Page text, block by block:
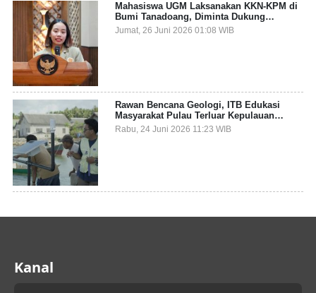
Mahasiswa UGM Laksanakan KKN-KPM di
Bumi Tanadoang, Diminta Dukung
Gemerlap dan Beri Solusi pada Persoalan
Sampah Pesisir
Jumat, 26 Juni 2026 01:08 WIB
Rawan Bencana Geologi, ITB Edukasi
Masyarakat Pulau Terluar Kepulauan
Selayar Terkait Mitigasi Berbasis Kawasan
Pesisir
Rabu, 24 Juni 2026 11:23 WIB
Kanal